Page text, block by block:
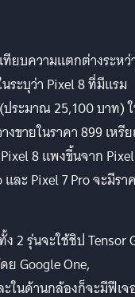
ยบความแตกต่างระหว่
ระบุว่า Pixel 8 ที่มีแรม
ประมาณ 25,100 บาท)
งขายในราคา 899 เหรี
8 แพงขึ้นจาก
ละ Pixel 7 Pro จะมีรา
2 รุ่นจะใช้ชิป Tensor
ย Google One,
ในด้านกล้องก็จะมีฟีเจ